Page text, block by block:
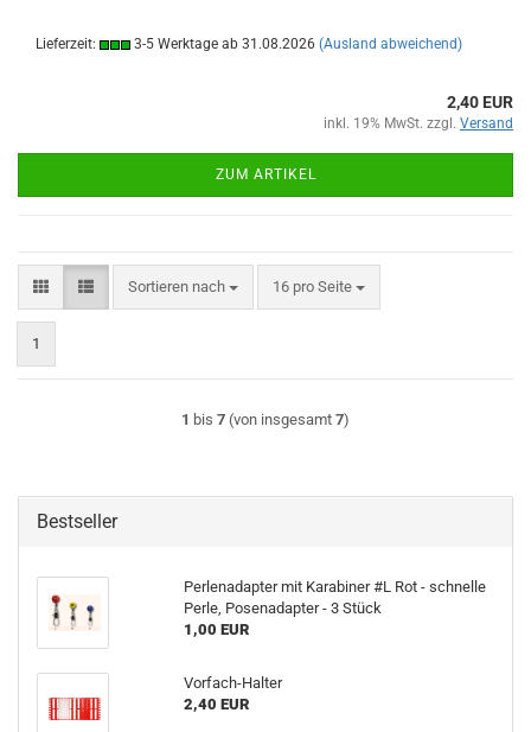
Lieferzeit: 3-5 Werktage ab 31.08.2026 (Ausland abweichend)
2,40 EUR
inkl. 19% MwSt. zzgl. Versand
ZUM ARTIKEL
Sortieren nach
Sortieren nach 16 pro Seite
pro Seite
1
1 bis 7 (von insgesamt 7)
Bestseller
Perlenadapter mit Karabiner #L Rot - schnelle
Perle, Posenadapter - 3 Stück
1,00 EUR
Vorfach-Halter
2,40 EUR